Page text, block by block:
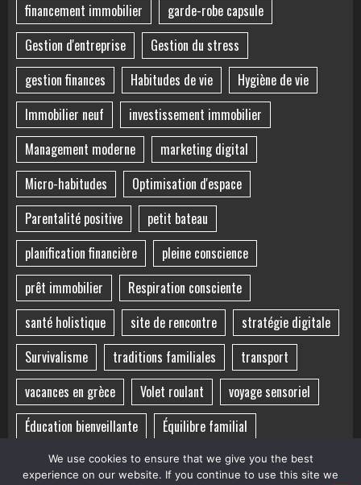
financement immobilier
garde-robe capsule
Gestion d'entreprise
Gestion du stress
gestion finances
Habitudes de vie
Hygiène de vie
Immobilier neuf
investissement immobilier
Management moderne
marketing digital
Micro-habitudes
Optimisation d'espace
Parentalité positive
petit bateau
planification financière
pleine conscience
prêt immobilier
Respiration consciente
santé holistique
site de rencontre
stratégie digitale
Survivalisme
traditions familiales
transport
vacances en grèce
Volet roulant
voyage sensoriel
Éducation bienveillante
Équilibre familial
Équilibre mental
îles grecques
We use cookies to ensure that we give you the best
experience on our website. If you continue to use this site we